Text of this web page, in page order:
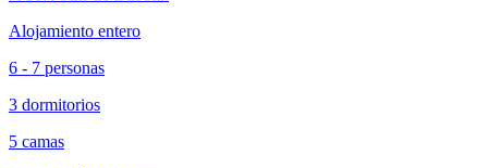
Alojamiento entero
6 - 7 personas
3 dormitorios
5 camas